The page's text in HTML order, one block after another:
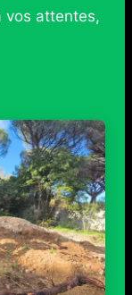
vos attentes,